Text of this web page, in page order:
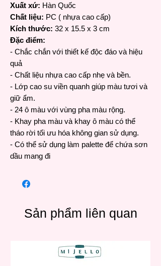
Xuất xứ: Hàn Quốc
Chất liệu: PC ( nhựa cao cấp)
Kích thước: 32 x 15.5 x 3 cm
Đặc điểm:
- Chắc chắn với thiết kế độc đáo và hiệu
quả
- Chất liệu nhựa cao cấp nhẹ và bền.
- Lớp cao su viền quanh giúp màu tươi và
giữ ẩm.
- 24 ô màu với vùng pha màu rộng.
- Khay pha màu và khay ô màu có thể
tháo rời tối ưu hóa không gian sử dụng.
- Có thể sử dụng làm palette để chứa sơn
dầu mang đi
Sản phẩm liên quan